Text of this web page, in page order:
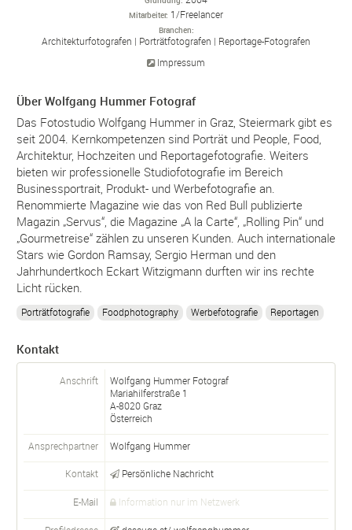
Mitarbeiter 1/Freelancer
Branchen
Architekturfotografen Porträtfotografen Reportage-Fotografen
Impressum
Über Wolfgang Hummer Fotograf
Das Fotostudio Wolfgang Hummer in Graz, Steiermark gibt es
seit 2004. Kernkompetenzen sind Porträt und People, Food,
Architektur, Hochzeiten und Reportagefotografie. Weiters
bieten wir professionelle Studiofotografie im Bereich
Businessportrait, Produkt- und Werbefotografie an.
Renommierte Magazine wie das von Red Bull publizierte
Magazin „Servus“, die Magazine „A la Carte“, „Rolling Pin“ und
„Gourmetreise“ zählen zu unseren Kunden. Auch internationale
Stars wie Gordon Ramsay, Sergio Herman und den
Jahrhundertkoch Eckart Witzigmann durften wir ins rechte
Licht rücken.
Porträtfotografie Foodphotography Werbefotografie Reportagen
Kontakt
Anschrift
Wolfgang Hummer Fotograf
Mariahilferstraße 1
A-8020Graz
Österreich
Ansprechpartner Wolfgang Hummer
Kontakt Persönliche Nachricht
E-Mail Information nur im Netzwerk